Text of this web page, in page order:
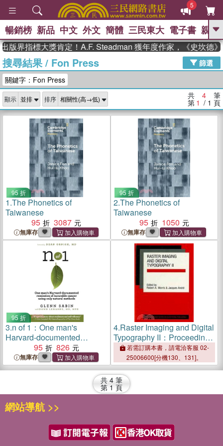
5
GO
熱搜： 高希均教授回憶錄
、 The Odyssey 、 父親節 、 如果歷
獎 臺灣漫遊錄 、 方念華 、 台灣的李
登輝時代
數學女孩：黎曼猜想 、
偉大的迷走神經
暢銷榜 新品 中文 外文 簡體 三民東大 電子書 親子
版界指標大獎肯定！A.F. Steadman 獲年度作家，《史坎德》
搜尋結果/ Fon Press
篩選
關鍵字：Fon Press
顯示 排序 共 4 筆
第 1 / 1 頁
95 折
1.The Phonetics of
Taiwanese
95
3087
無庫存
95 折
2.The Phonetics of
Taiwanese
95
1050
無庫存
95 折
3.n of 1：One man's
Harvard-documented
remission of incurable
cancer using only natural
methods
95 826
無庫存
4.Raster Imaging and Digital
Typography II：Proceedings
of the Conference on Raster
Imaging and Digital
Typography, Boston 1991
若需訂購本書，請電洽客服 02-
25006600[分機130、131]。
共 4 筆
第 1 頁
網站導航 >>